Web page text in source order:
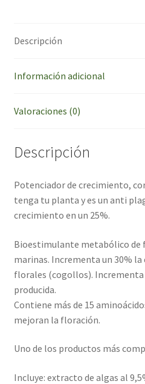
Descripción
Información adicional
Valoraciones (0)
Descripción
Potenciador de crecimiento,
tenga tu planta y es un anti
crecimiento en un 25%.
Bioestimulante metabólico de
marinas. Incrementa un 30% la
florales (cogollos). Incrementa
producida.
Contiene más de 15
mejoran la floración.
Uno de los productos más
Incluye: extracto de algas al